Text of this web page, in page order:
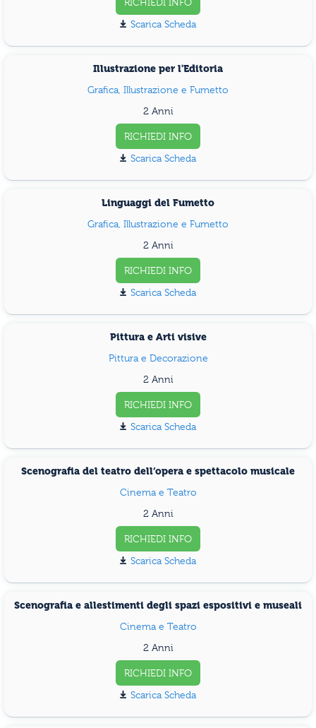
Scarica Scheda
Illustrazione per l'Editoria
Grafica, Illustrazione e Fumetto
2 Anni
RICHIEDI INFO
Scarica Scheda
Linguaggi del Fumetto
Grafica, Illustrazione e Fumetto
2 Anni
RICHIEDI INFO
Scarica Scheda
Pittura e Arti visive
Pittura e Decorazione
2 Anni
RICHIEDI INFO
Scarica Scheda
Scenografia del teatro dell’opera e spettacolo musicale
Cinema e Teatro
2 Anni
RICHIEDI INFO
Scarica Scheda
Scenografia e allestimenti degli spazi espositivi e museali
Cinema e Teatro
2 Anni
RICHIEDI INFO
Scarica Scheda